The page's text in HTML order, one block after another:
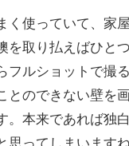
く使っていて、家
取り払えばひと
フルショットで撮
とのできない壁を
。本来であれば独